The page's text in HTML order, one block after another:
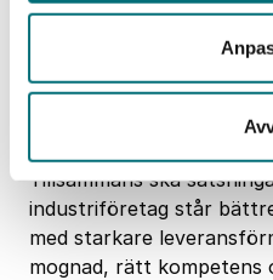
Kongsvingerregionen i
gränsöverskridande
kompetenser från båda
digitalisering, AI,
Tillsammans ska
industriföretag står
med starkare
mognad, rätt